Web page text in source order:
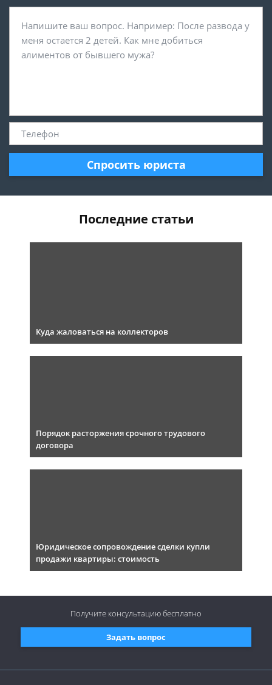
Спросить юриста
Последние статьи
Куда жаловаться на коллекторов
Порядок расторжения срочного трудового
договора
Юридическое сопровождение сделки купли
продажи квартиры: стоимость
Задать вопрос
Получите консультациюбесплатно